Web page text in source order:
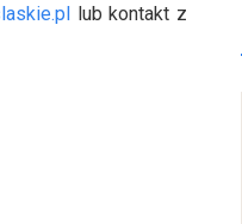
lub kontakt z